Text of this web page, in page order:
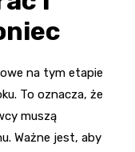
na tym etapie
To oznacza, że
muszą
Ważne jest, aby